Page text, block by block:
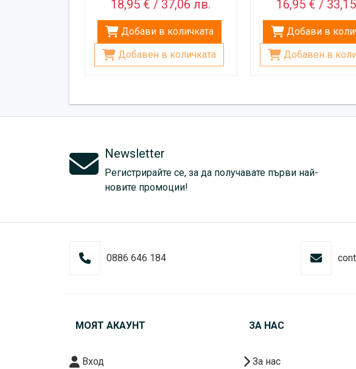
18,95 € / 37,06 лв.
Добави в количката
Добавен в количката
16,95 € /
Добави в
Добавен в
Newsletter
Регистрирайте се, за да получавате първи най-
новите промоции!
0886 646 184
МОЯТ АКАУНТ
Вход
ЗА НАС
За нас